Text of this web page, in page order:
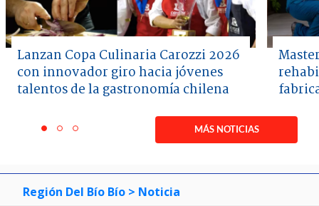
Lanzan Copa Culinaria Carozzi 2026
con innovador giro hacia jóvenes
talentos de la gastronomía chilena
itemitemitem
MÁS NOTICIAS
Región Del Bío Bío > Noticia